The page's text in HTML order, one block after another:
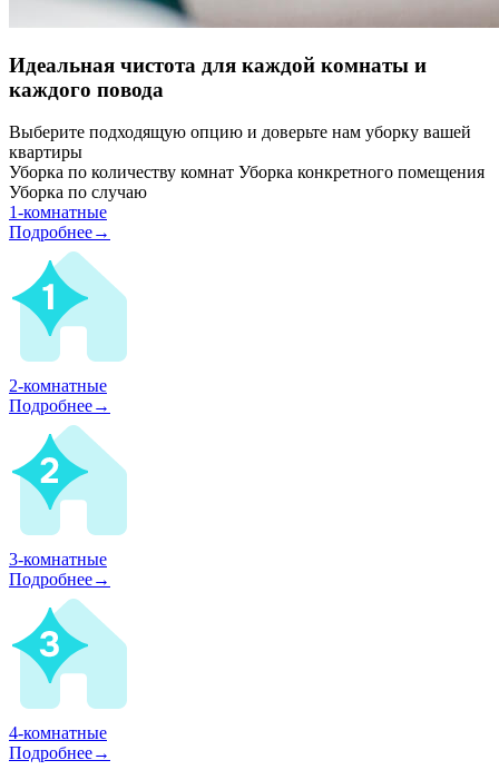
Идеальная чистота для каждой комнаты и
каждого повода
Выберите подходящую опцию и доверьте нам уборку вашей
квартиры
Уборка по количеству комнат Уборка конкретного помещения
Уборка по случаю
1-комнатные
Подробнее→
2-комнатные
Подробнее→
3-комнатные
Подробнее→
4-комнатные
Подробнее→